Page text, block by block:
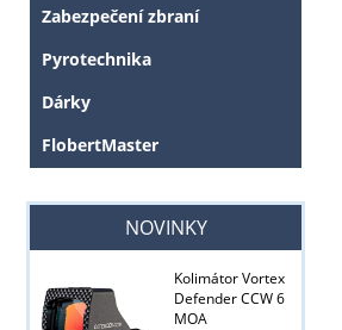
Zabezpečení zbraní
Pyrotechnika
Dárky
FlobertMaster
NOVINKY
Kolimátor Vortex
Defender CCW 6
MOA